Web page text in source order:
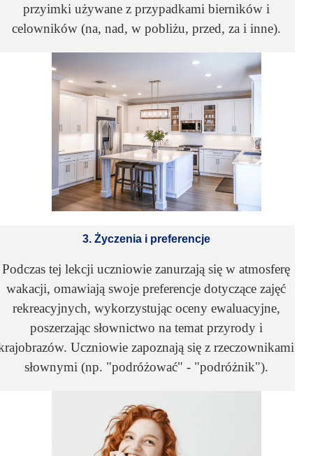
przyimki używane z przypadkami bierników i
celowników (na, nad, w pobliżu, przed, za i inne).
3. Życzenia i preferencje
Podczas tej lekcji uczniowie zanurzają się w atmosferę
wakacji, omawiają swoje preferencje dotyczące zajęć
rekreacyjnych, wykorzystując oceny ewaluacyjne,
poszerzając słownictwo na temat przyrody i
Uczniowie zapoznają się z rzeczownikami
słownymi (np. "podróżować" - "podróżnik").